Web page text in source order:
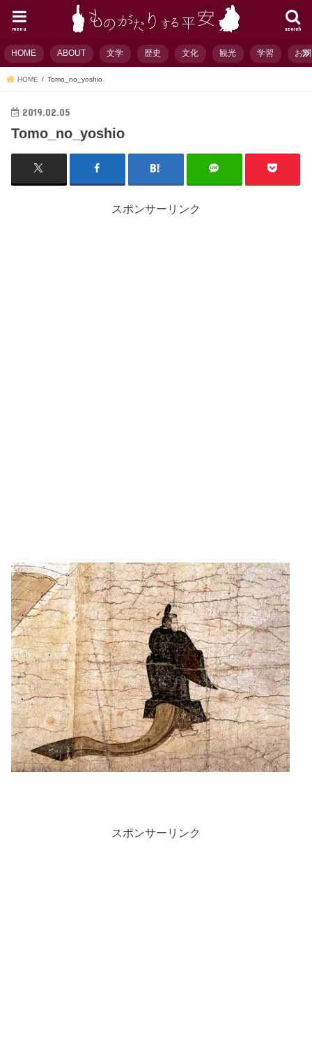
search
menu
HOME ABOUT 文学 歴史 文化 観光 学習 お
HOME Tomo_no_yoshio
2019.02.05
Tomo_no_yoshio
スポンサーリンク
スポンサーリンク